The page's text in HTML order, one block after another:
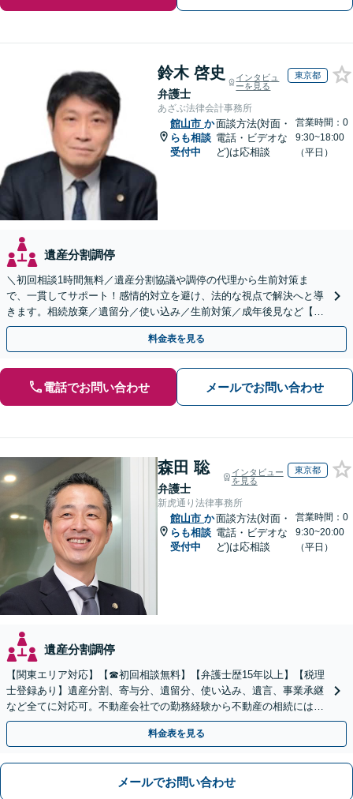
鈴木 啓史
弁護士
インタビュ
ーを見る
東京都
あざぶ法律会計事務所
館山市 か
らも相談
受付中
面談方法(対面・
電話・ビデオな
ど)は応相談
営業時間：0
9:30~18:00
（平日）
遺産分割調停
＼初回相談1時間無料／遺産分割協議や調停の代理から生前対策ま
で、一貫してサポート！感情的対立を避け、法的な視点で解決へと導
きます。相続放棄／遺留分／使い込み／生前対策／成年後見など【W
EB面談対応】
料金表を見る
電話でお問い合わせ メールでお問い合わせ
森田 聡
弁護士
インタビュー
を見る
東京都
新虎通り法律事務所
館山市 か
らも相談
受付中
面談方法(対面・
電話・ビデオな
ど)は応相談
営業時間：0
9:30~20:00
（平日）
遺産分割調停
【関東エリア対応】【☎︎初回相談無料】【弁護士歴15年以上】【税理
士登録あり】遺産分割、寄与分、遺留分、使い込み、遺言、事業承継
など全てに対応可。不動産会社での勤務経験から不動産の相続には特
に的確に対応【出張サービス】【夜間・休日面談】
料金表を見る
メールでお問い合わせ